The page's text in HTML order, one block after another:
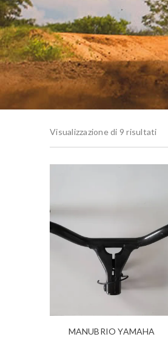
Visualizzazione di 9 risultati
MANUBRIO YAMAHA